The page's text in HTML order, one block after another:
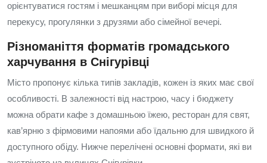
орієнтуватися гостям і мешканцям при виборі місця для
перекусу, прогулянки з друзями або сімейної вечері.
Різноманіття форматів громадського
харчування в Снігурівці
Місто пропонує кілька типів закладів, кожен із яких має свої
особливості. В залежності від настрою, часу і бюджету
можна обрати кафе з домашньою їжею, ресторан для свят,
кав’ярню з фірмовими напоями або їдальню для швидкого й
доступного обіду. Нижче перелічені основні формати, які ви